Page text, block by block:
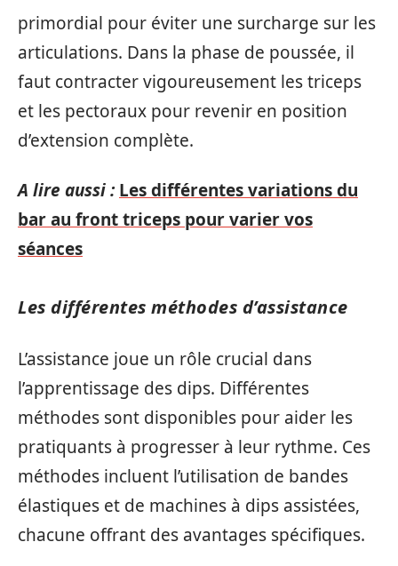
primordial pour éviter une surcharge sur les
articulations. Dans la phase de poussée, il
faut contracter vigoureusement les triceps
et les pectoraux pour revenir en position
d’extension complète.
A lire aussi : Les différentes variations du
bar au front triceps pour varier vos
séances
Les différentes méthodes d’assistance
L’assistance joue un rôle crucial dans
l’apprentissage des dips. Différentes
méthodes sont disponibles pour aider les
pratiquants à progresser à leur rythme. Ces
méthodes incluent l’utilisation de bandes
élastiques et de machines à dips assistées,
chacune offrant des avantages spécifiques.